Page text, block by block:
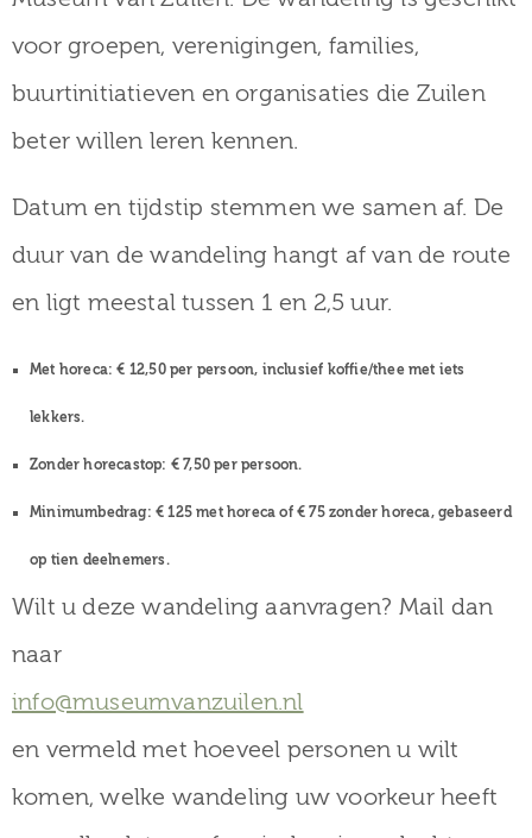
voor groepen, verenigingen, families,
buurtinitiatieven en organisaties die Zuilen
beter willen leren kennen.
Datum en tijdstip stemmen we samen af. De
duur van de wandeling hangt af van de route
en ligt meestal tussen 1 en 2,5 uur.
Met horeca: € 12,50 per persoon, inclusief koffie/thee met iets
lekkers.
Zonder horecastop: € 7,50 per persoon.
Minimumbedrag: € 125 met horeca of € 75 zonder horeca, gebaseerd
op tien deelnemers.
Wilt u deze wandeling aanvragen? Mail dan
naar
info@museumvanzuilen.nl
en vermeld met hoeveel personen u wilt
komen, welke wandeling uw voorkeur heeft